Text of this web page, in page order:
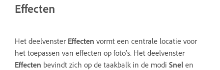
Effecten
Het deelvenster Effecten vormt een centrale locatie voor
het toepassen van effecten op foto’s. Het deelvenster
Effecten bevindt zich op de taakbalk in de modi Snel en